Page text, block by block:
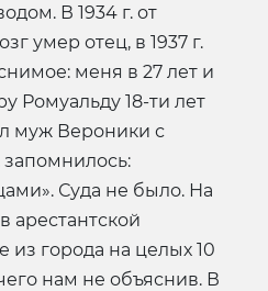
В 1934 г. от
умер отец, в 1937 г.
меня в 27 лет и
Ромуальду 18-ти лет
муж Вероники с
Суда не было. На
арестантской
из города на целых 10
нам не объяснив. В